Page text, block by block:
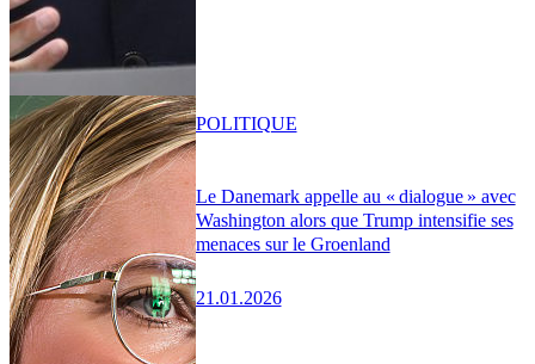
Le Danemark appelle au « dialogue » avec
Washington alors que Trump intensifie ses
menaces sur le Groenland
21.01.2026
POLITIQUE